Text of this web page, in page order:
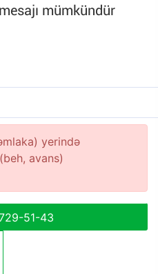
mümkündür
yerində
avans)
51-43